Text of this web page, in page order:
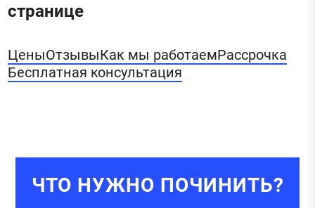
странице
ЦеныОтзывыКак мы работаемРассрочка
Бесплатная консультация
ЧТО НУЖНО ПОЧИНИТЬ?